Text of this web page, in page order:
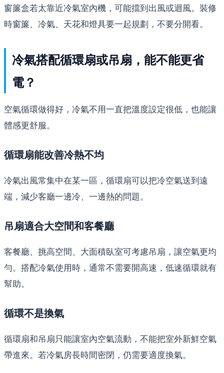
窗簾盒若太靠近冷氣室內機，可能擋到出風或迴風。裝修
時窗簾、冷氣、天花和燈具要一起規劃，不要分開看。
冷氣搭配循環扇或吊扇，能不能更省
電？
空氣循環做得好，冷氣不用一直把溫度設定很低，也能讓
體感更舒服。
循環扇能改善冷熱不均
冷氣出風常集中在某一區，循環扇可以把冷空氣送到遠
端，減少客廳一邊冷、一邊熱的問題。
吊扇適合大空間和客餐廳
客餐廳、挑高空間、大面積臥室可考慮吊扇，讓空氣更均
勻。搭配冷氣使用時，通常不需要開高速，低速循環就有
幫助。
循環不是換氣
循環扇和吊扇只能讓室內空氣流動，不能把室外新鮮空氣
帶進來。若冷氣房長時間密閉，仍需要適度換氣。